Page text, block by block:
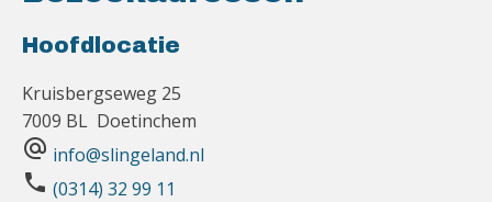
Hoofdlocatie
Kruisbergseweg 25
7009 BL Doetinchem
alternate_email info@slingeland.nl
phone (0314) 32 99 11